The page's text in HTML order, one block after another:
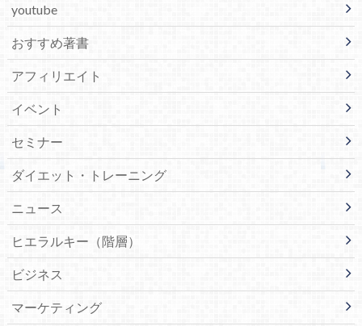
youtube
おすすめ著書
アフィリエイト
イベント
セミナー
ダイエット・トレーニング
ニュース
ヒエラルキー（階層）
ビジネス
マーケティング